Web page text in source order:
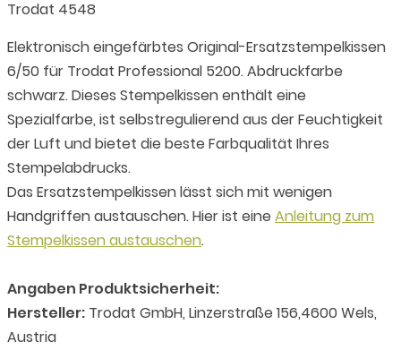
Trodat 4548
Elektronisch eingefärbtes Original-Ersatzstempelkissen
6/50 für Trodat Professional 5200. Abdruckfarbe
schwarz. Dieses Stempelkissen enthält eine
Spezialfarbe, ist selbstregulierend aus der Feuchtigkeit
der Luft und bietet die beste Farbqualität Ihres
Stempelabdrucks.
Das Ersatzstempelkissen lässt sich mit wenigen
Handgriffen austauschen. Hier ist eine Anleitung zum
Stempelkissen austauschen.
Angaben Produktsicherheit:
Hersteller: Trodat GmbH, Linzerstraße 156,4600 Wels,
Austria